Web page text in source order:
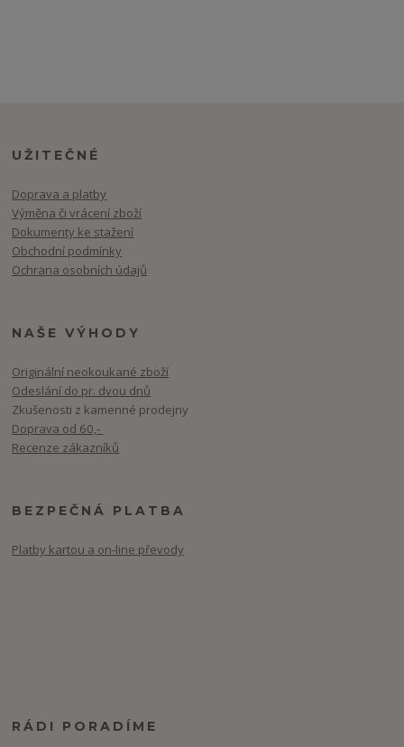
UŽITEČNÉ
Doprava a platby
Výměna či vrácení zboží
Dokumenty ke stažení
Obchodní podmínky
Ochrana osobních údajů
NAŠE VÝHODY
Originální neokoukané zboží
Odeslání do pr. dvou dnů
Zkušenosti z kamenné prodejny
Doprava od 60,-
Recenze zákazníků
BEZPEČNÁ PLATBA
Platby kartou a on-line převody
RÁDI PORADÍME